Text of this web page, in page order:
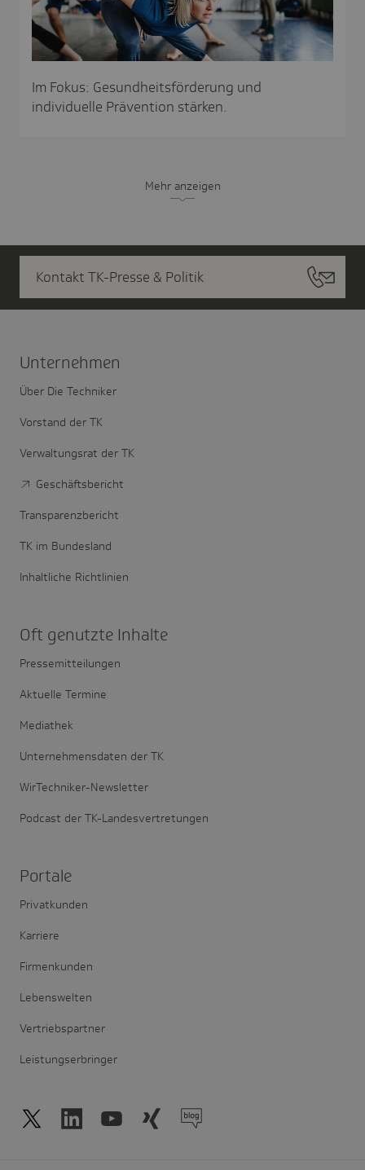
Im Fokus: Gesundheitsförderung und
individuelle Prävention stärken.
Mehr anzeigen
Kontakt TK-Presse & Politik
Unter­nehmen
Über Die Techniker
Vorstand der TK
Verwaltungsrat der TK
Geschäftsbericht
Transparenzbericht
TK im Bundesland
Inhaltliche Richtlinien
Oft genutzte Inhalte
Pressemitteilungen
Aktuelle Termine
Mediathek
Unternehmensdaten der TK
WirTechniker-Newsletter
Podcast der TK-Landesvertretungen
Portale
Privatkunden
Karriere
Firmenkunden
Lebenswelten
Vertriebspartner
Leistungserbringer